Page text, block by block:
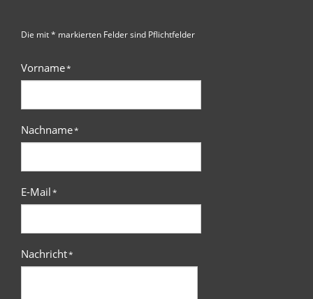
Die mit * markierten Felder sind Pflichtfelder
Vorname*
Nachname*
E-Mail*
Nachricht*